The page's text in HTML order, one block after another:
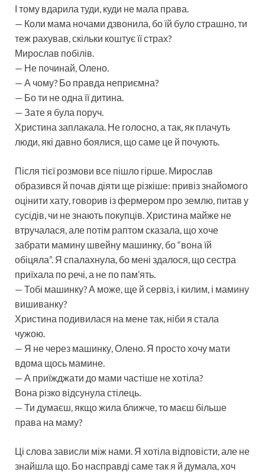
І тому вдарила туди, куди не мала права.
— Коли мама ночами дзвонила, бо їй було страшно, ти
теж рахував, скільки коштує її страх?
Мирослав побілів.
— Не починай, Олено.
— А чому? Бо правда неприємна?
— Бо ти не одна її дитина.
— Зате я була поруч.
Христина заплакала. Не голосно, а так, як плачуть
люди, які давно боялися, що саме це й почують.
Після тієї розмови все пішло гірше. Мирослав
образився й почав діяти ще різкіше: привіз знайомого
оцінити хату, говорив із фермером про землю, питав у
сусідів, чи не знають покупців. Христина майже не
втручалася, але потім раптом сказала, що хоче
забрати мамину швейну машинку, бо “вона їй
обіцяла”. Я спалахнула, бо мені здалося, що сестра
приїхала по речі, а не по пам’ять.
— Тобі машинку? А може, ще й сервіз, і килим, і мамину
вишиванку?
Христина подивилася на мене так, ніби я стала
чужою.
— Я не через машинку, Олено. Я просто хочу мати
вдома щось мамине.
— А приїжджати до мами частіше не хотіла?
Вона різко відсунула стілець.
— Ти думаєш, якщо жила ближче, то маєш більше
права на маму?
Ці слова зависли між нами. Я хотіла відповісти, але не
знайшла що. Бо насправді саме так я й думала, хоч